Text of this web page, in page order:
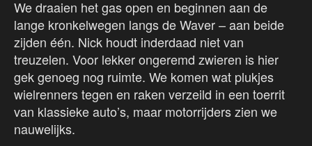
We draaien het gas open en beginnen aan de
lange kronkelwegen langs de Waver – aan beide
zijden één. Nick houdt inderdaad niet van
treuzelen. Voor lekker ongeremd zwieren is hier
gek genoeg nog ruimte. We komen wat plukjes
wielrenners tegen en raken verzeild in een toerrit
van klassieke auto’s, maar motorrijders zien we
nauwelijks.